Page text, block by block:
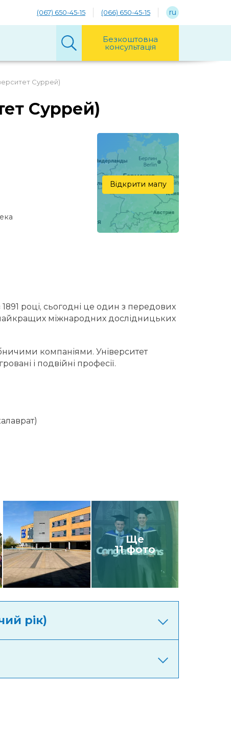
(067) 650-45-15 (066) 650-45-15 ru
Безкоштовна
консультація
Суррей)
Суррей)
Відкрити мапу
році, сьогодні це один з передових
міжнародних дослідницьких
компаніями. Університет
і подвійні професії.
Ще
11 фото
рік)